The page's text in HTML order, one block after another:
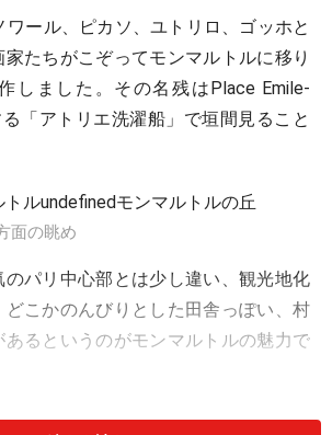
ワール、ピカソ、ユトリロ、ゴッホと
たちがこぞってモンマルトルに移り
しました。その名残はPlace Emile-
「アトリエ洗濯船」で垣間見ること
面の眺め
のパリ中心部とは少し違い、観光地化
どこかのんびりとした田舎っぽい、村
るというのがモンマルトルの魅力で